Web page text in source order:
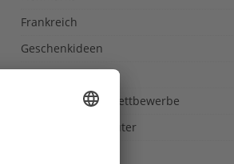
Frankreich
Geschenkideen
Gewinnspiele & Wettbewerbe
Gewürze und Kräuter